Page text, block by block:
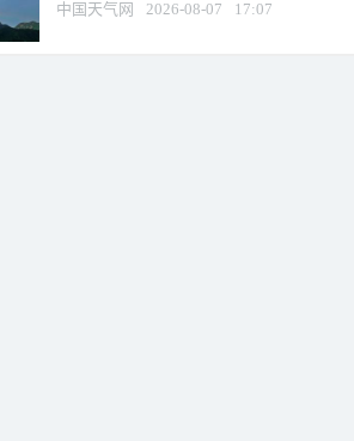
中国天气网 2026-08-07 17:07